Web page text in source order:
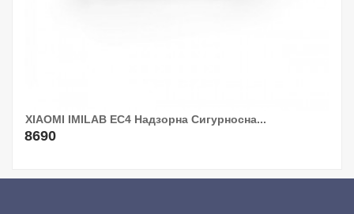
XIAOMI IMILAB EC4 Надзорна Сигурносна...
8690